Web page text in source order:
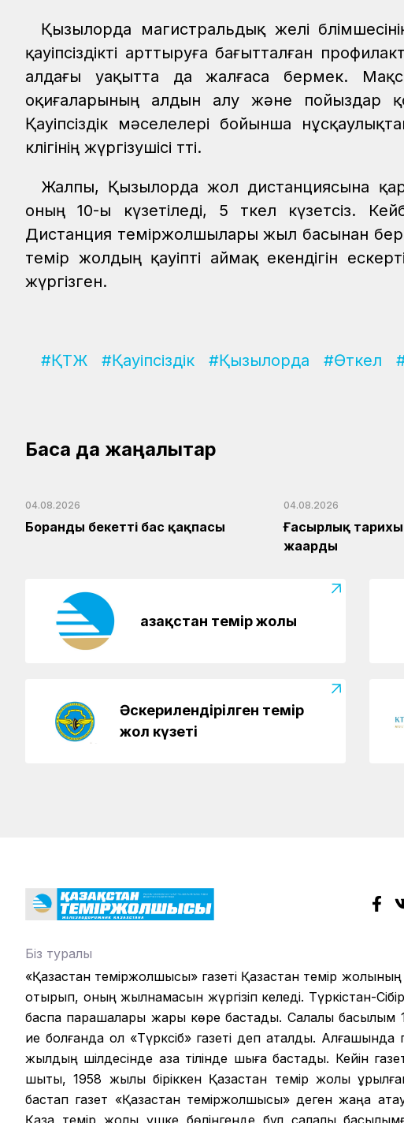
Қызылорда магистральдық желі
қауіпсіздікті арттыруға бағытталған
алдағы уақытта да жалғаса бермек.
оқиғаларының алдын алу және пойыздар
Қауіпсіздік мәселелері бойынша
көлігінің жүргізушісі өтті.
Жалпы, Қызылорда жол дистанциясына
оның 10-ы күзетіледі, 5 өткел күзетсіз.
Дистанция теміржолшылары жыл басынан бері
темір жолдың қауіпті аймақ екендігін
жүргізген.
#ҚТЖ #Қауіпсіздік #Қызылорда #Өткел
Басқа да жаңалықтар
04.08.2026
Боранды бекеттің бас қақпасы
04.08.2026
Ғасырлық тарихы
жаңарды
Қазақстан темір жолы
Әскерилендірілген темір
жол күзеті
Біз туралы
«Қазақстан теміржолшысы» газеті Қазақстан темір
отырып, оның жылнамасын жүргізіп келеді. Түркістан-
баспа парақшалары жарық көре бастады. Салалық басылым
ие болғанда ол «Түрксіб» газеті деп аталды. Алғашында
жылдың шілдесінде қазақ тілінде шыға бастады. Кейін
шықты, 1958 жылы біріккен Қазақстан темір жолы
бастап газет «Қазақстан теміржолшысы» деген жаңа
Қазақ темір жолы үшке бөлінгенде бұл салалық